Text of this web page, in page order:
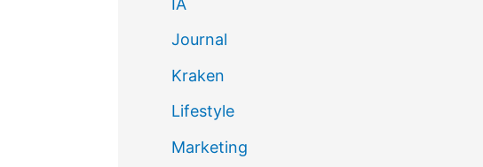
IA
Journal
Kraken
Lifestyle
Marketing